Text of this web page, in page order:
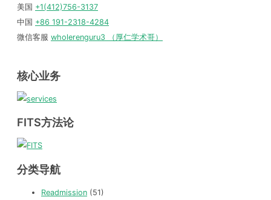
美国 +1(412)756-3137
中国 +86 191-2318-4284
微信客服 wholerenguru3 （厚仁学术哥）
核心业务
FITS方法论
分类导航
Readmission (51)